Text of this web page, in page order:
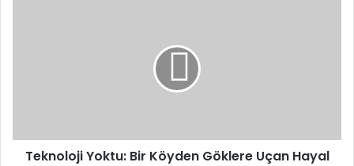
Teknoloji Yoktu: Bir Köyden Göklere Uçan Hayal